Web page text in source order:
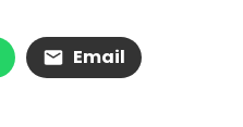
Email